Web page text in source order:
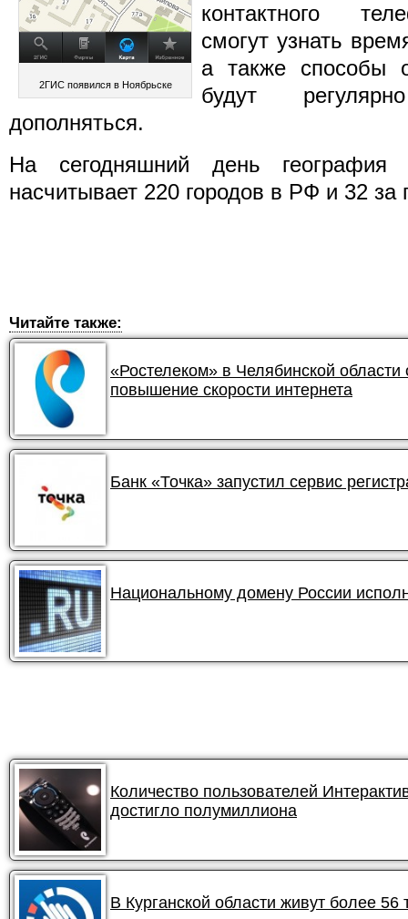
2ГИС появился в Ноябрьске
контактного
смогут узнать
а также способы
будут
дополняться.
На сегодняшний день география
насчитывает 220 городов в РФ и 32 за
Читайте также:
«Ростелеком» в Челябинской
повышение скорости интернета
Банк «Точка» запустил сервис
Национальному домену России
Количество пользователей
достигло полумиллиона
В Курганской области живут более